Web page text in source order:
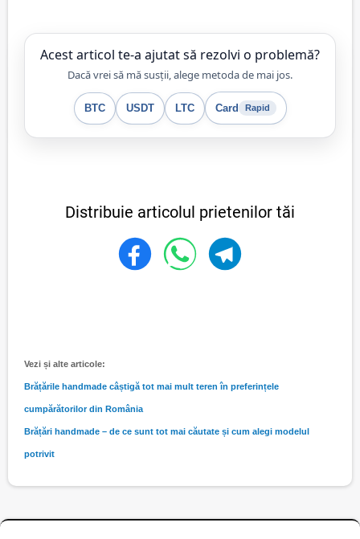
Acest articol te-a ajutat să rezolvi o problemă?
Dacă vrei să mă susții, alege metoda de mai jos.
BTC USDT LTC Card Rapid
Distribuie articolul prietenilor tăi
Vezi și alte articole:
Brățările handmade câștigă tot mai mult teren în preferințele
cumpărătorilor din România
Brățări handmade – de ce sunt tot mai căutate și cum alegi modelul
potrivit